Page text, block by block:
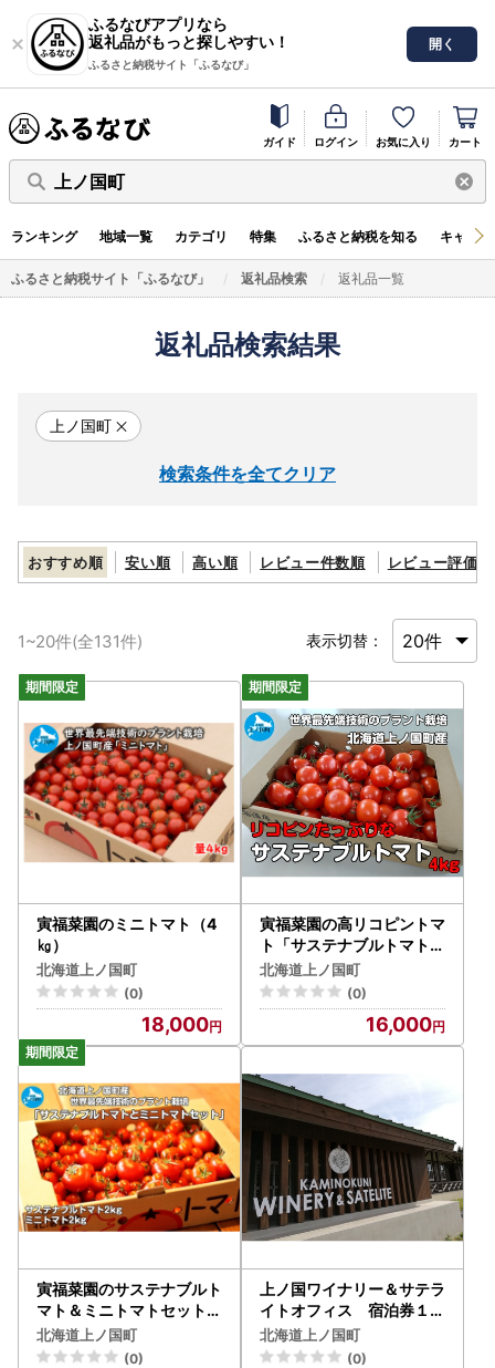
ふるなびアプリなら
返礼品がもっと探しやすい！
ふるさと納税サイト「ふるなび」
開く
ガイド ログイン お気に入り カート
上ノ国町
ランキング 地域一覧 カテゴリ 特集 ふるさと納税を知る キャン
ふるさと納税サイト「ふるなび」 返礼品検索 返礼品一覧
返礼品検索結果
上ノ国町
検索条件を全てクリア
おすすめ順 安い順 高い順 レビュー件数順 レビュー評価順
1~20件(全131件) 表示切替：
寅福菜園のミニトマト（4
㎏）
北海道上ノ国町
(0)
18,000
寅福菜園の高リコピントマ
ト「サステナブルトマト」
4㎏
北海道上ノ国町
(0)
16,000
寅福菜園のサステナブルト
マト＆ミニトマトセット（
各2㎏）
北海道上ノ国町
(0)
上ノ国ワイナリー＆サテラ
イトオフィス 宿泊券１名
様 観光 ビジネス 仕事
テレワーク 遊び 旅行
北海道上ノ国町
(0)